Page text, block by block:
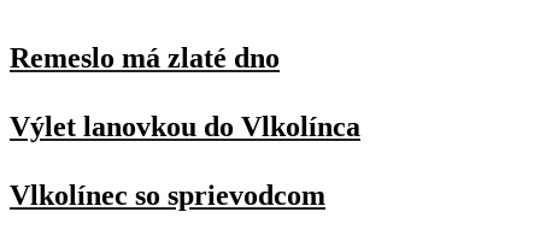
Remeslo má zlaté dno
Výlet lanovkou do Vlkolínca
Vlkolínec so sprievodcom